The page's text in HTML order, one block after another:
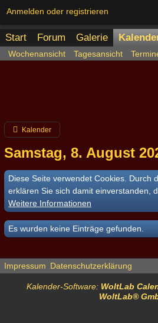
Anmelden oder registrieren
Start Forum Galerie
Wochenansicht Tagesansicht
Kalender
Samstag, 8. August
Diese Seite verwendet Cookies. Durch
erklären Sie sich damit einverstanden,
Weitere Informationen
Es wurden keine Einträge gefunden.
Impressum Datenschutzerklärung
Kalender-Software: WoltLab
WoltLab®